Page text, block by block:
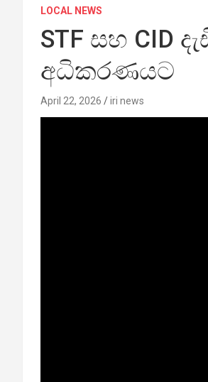
LOCAL NEWS
STF සහ CID
අධිකරණයට
April 22, 2026 iri news